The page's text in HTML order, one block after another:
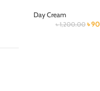
Day Cream
৳1,200.00 ৳